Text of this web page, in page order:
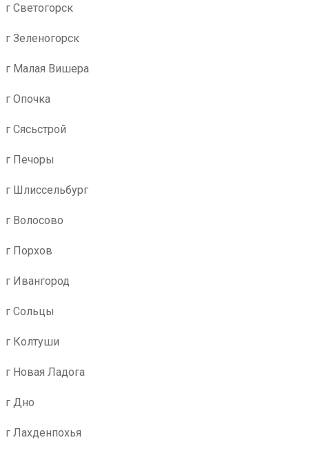
г Светогорск
г Зеленогорск
г Малая Вишера
г Опочка
г Сясьстрой
г Печоры
г Шлиссельбург
г Волосово
г Порхов
г Ивангород
г Сольцы
г Колтуши
г Новая Ладога
г Дно
г Лахденпохья